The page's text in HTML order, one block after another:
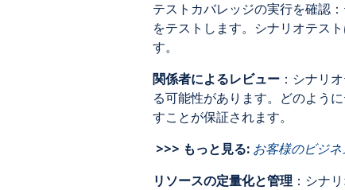
テストカバレッジの実行を確認
をテストします。シナリオテス
す。
関係者によるレビュー ：シナリ
る可能性があります。どのよう
すことが保証されます。
>>> もっと見る: お客様のビジ
リソースの定量化と管理 ：シナ